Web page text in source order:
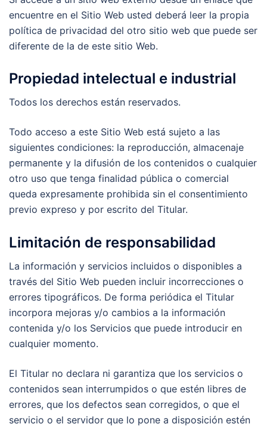
encuentre en el Sitio Web usted deberá leer la propia
política de privacidad del otro sitio web que puede ser
diferente de la de este sitio Web.
Propiedad intelectual e industrial
Todos los derechos están reservados.
Todo acceso a este Sitio Web está sujeto a las
siguientes condiciones: la reproducción, almacenaje
permanente y la difusión de los contenidos o cualquier
otro uso que tenga finalidad pública o comercial
queda expresamente prohibida sin el consentimiento
previo expreso y por escrito del Titular.
Limitación de responsabilidad
La información y servicios incluidos o disponibles a
través del Sitio Web pueden incluir incorrecciones o
errores tipográficos. De forma periódica el Titular
incorpora mejoras y/o cambios a la información
contenida y/o los Servicios que puede introducir en
cualquier momento.
El Titular no declara ni garantiza que los servicios o
contenidos sean interrumpidos o que estén libres de
errores, que los defectos sean corregidos, o que el
servicio o el servidor que lo pone a disposición estén